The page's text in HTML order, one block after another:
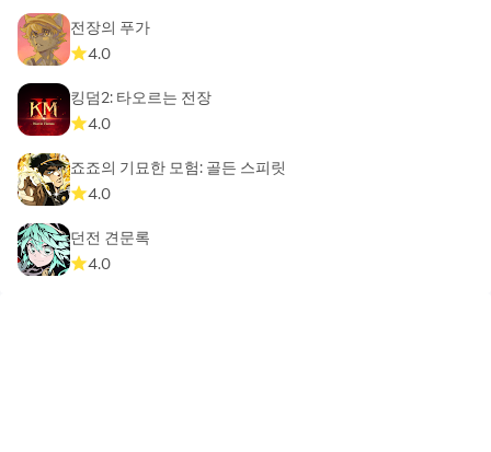
전장의 푸가
4.0
킹덤2: 타오르는 전장
4.0
죠죠의 기묘한 모험: 골든 스피릿
4.0
던전 견문록
4.0